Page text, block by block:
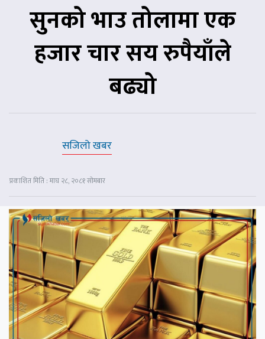
सुनको भाउ तोलामा एक
हजार चार सय रुपैयाँले
बढ्यो
सजिलो खबर
प्रकाशित मिति : माघ २८, २०८१ सोमबार